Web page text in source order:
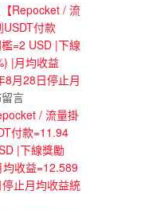
【Repocket / 流
付款
=2 USD |下線
|月均收益
8月28日停止月
言
/ 流量掛
付款=11.94
|下線獎勵
收益=12.589
止月均收益統